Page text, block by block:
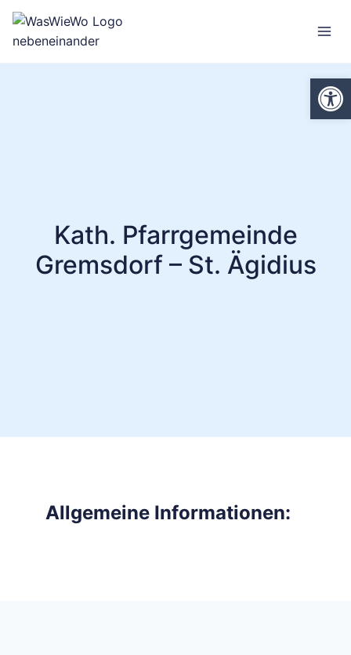
Zum
Inhalt
springen
Kath. Pfarrgemeinde
Gremsdorf – St. Ägidius
Allgemeine Informationen: